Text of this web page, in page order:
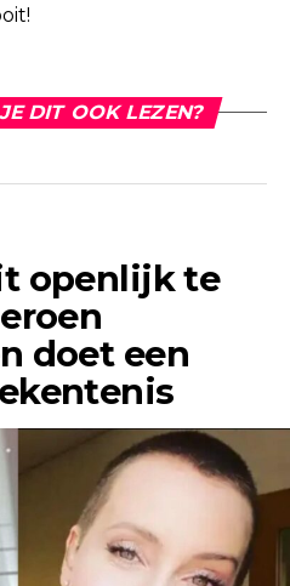
DIT OOK LEZEN?
openlijk te
doet een